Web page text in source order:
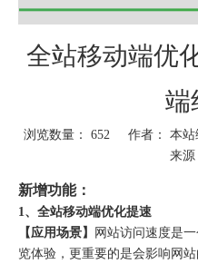
全站移动端优
端
浏览数量： 652作者： 本站
来源
新增功能：
1、全站移动端优化提速
【应用场景】
网站访问速度是
览体验，更重要的是会影响网